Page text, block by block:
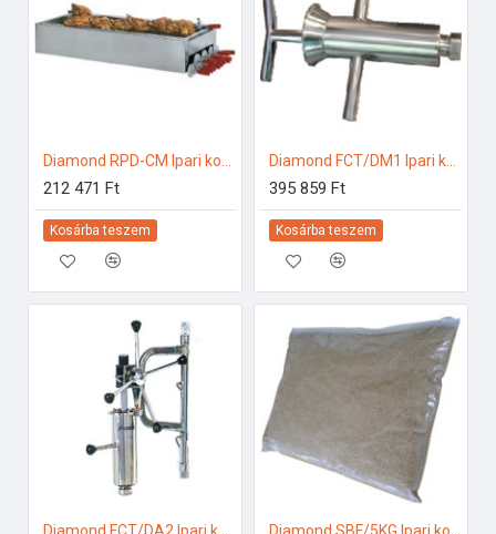
212 471 Ft
Kosárba teszem
Diamond FCT/DM1 Ipari konyhai előkészítés
395 859 Ft
Kosárba teszem